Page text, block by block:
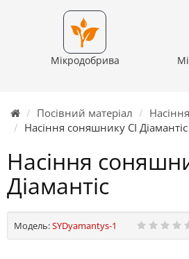
Мікродобрива
Посівний матеріал
Насіння соняшнику СІ Діамантіс
Насіння
Діамантіс
Модель:SYDyamantys-1